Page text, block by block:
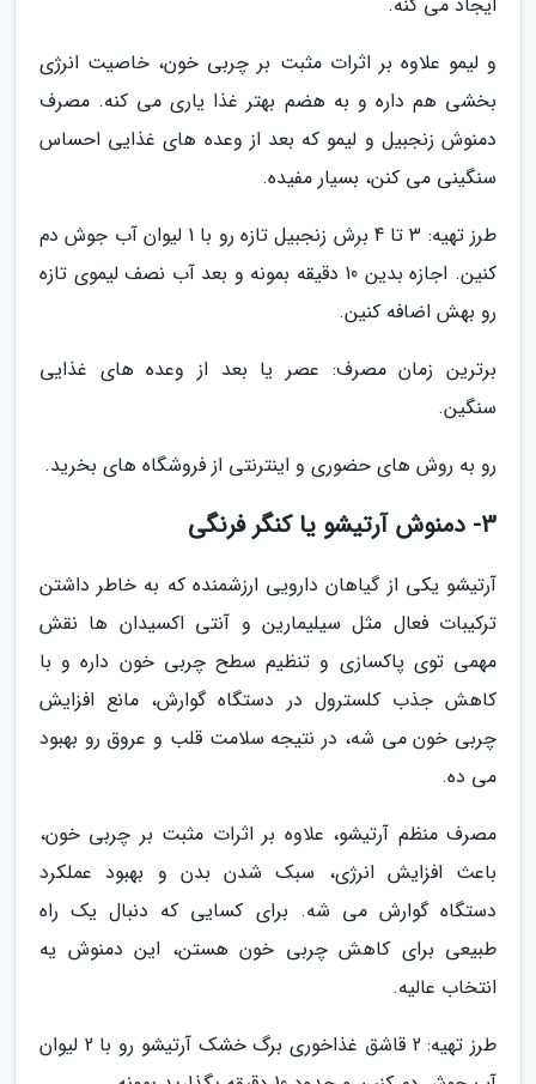
و لیمو علاوه بر اثرات مثبت بر چربی خون، خاصیت انرژی
بخشی هم داره و به هضم بهتر غذا یاری می کنه. مصرف
دمنوش زنجبیل و لیمو که بعد از وعده های غذایی احساس
سنگینی می کنن، بسیار مفیده.
طرز تهیه: 3 تا 4 برش زنجبیل تازه رو با 1 لیوان آب جوش دم
کنین. اجازه بدین 10 دقیقه بمونه و بعد آب نصف لیموی تازه
رو بهش اضافه کنین.
برترین زمان مصرف: عصر یا بعد از وعده های غذایی
سنگین.
رو به روش های حضوری و اینترنتی از فروشگاه های بخرید.
3- دمنوش آرتیشو یا کنگر فرنگی
آرتیشو یکی از گیاهان دارویی ارزشمنده که به خاطر داشتن
ترکیبات فعال مثل سیلیمارین و آنتی اکسیدان ها نقش
مهمی توی پاکسازی و تنظیم سطح چربی خون داره و با
کاهش جذب کلسترول در دستگاه گوارش، مانع افزایش
چربی خون می شه، در نتیجه سلامت قلب و عروق رو بهبود
می ده.
مصرف منظم آرتیشو، علاوه بر اثرات مثبت بر چربی خون،
باعث افزایش انرژی، سبک شدن بدن و بهبود عملکرد
دستگاه گوارش می شه. برای کسایی که دنبال یک راه
طبیعی برای کاهش چربی خون هستن، این دمنوش یه
انتخاب عالیه.
طرز تهیه: 2 قاشق غذاخوری برگ خشک آرتیشو رو با 2 لیوان